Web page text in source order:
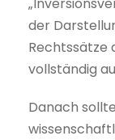
der
Rechtssätze
vollständig
Danach